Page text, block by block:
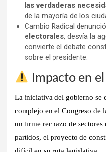
las verdaderas
de la mayoría de los
Cambio Radical
electorales, desvía la
convierte el debate
sobre el presidente.
Impacto en
La iniciativa del gobierno se
complejo en el Congreso de
un firme rechazo de sectores
partidos, el proyecto de
difícil en su ruta legislativa.